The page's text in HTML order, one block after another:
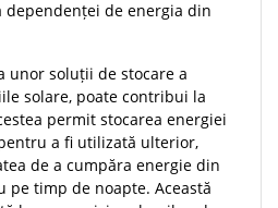
dependenței de energia din
unor soluții de stocare a
solare, poate contribui la
permit stocarea energiei
a fi utilizată ulterior,
de a cumpăra energie din
pe timp de noapte. Această